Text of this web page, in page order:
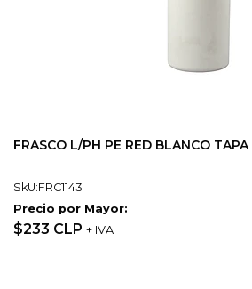
FRASCO L/PH PE RED BLANCO
SkU:FRC1143
Precio por Mayor:
$233 CLP + IVA